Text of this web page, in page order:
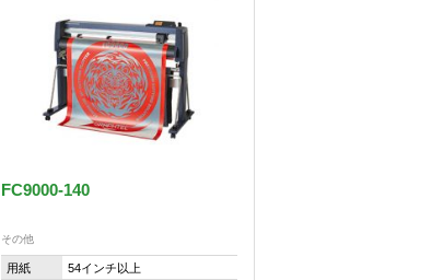
FC9000-140
その他
用紙
54インチ以上